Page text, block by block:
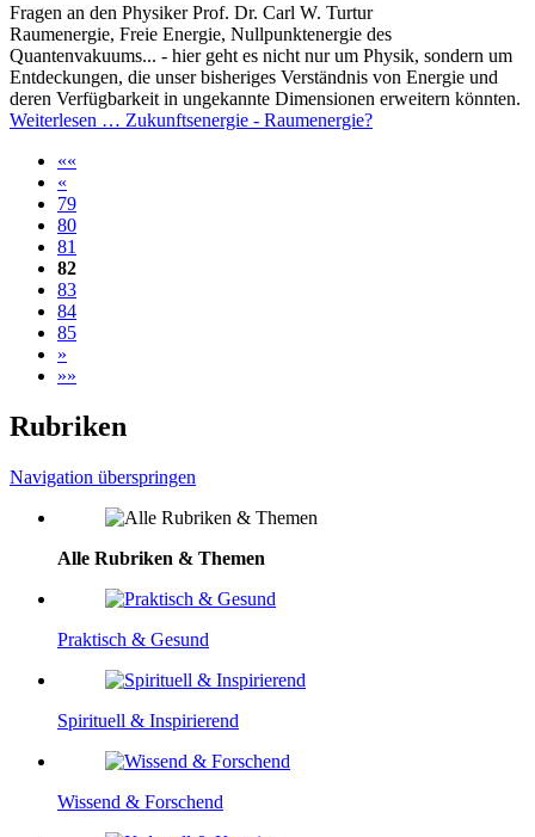
Fragen an den Physiker Prof. Dr. Carl W. Turtur
Raumenergie, Freie Energie, Nullpunktenergie des
Quantenvakuums... - hier geht es nicht nur um Physik, sondern um
Entdeckungen, die unser bisheriges Verständnis von Energie und
deren Verfügbarkeit in ungekannte Dimensionen erweitern könnten.
Weiterlesen … Zukunftsenergie - Raumenergie?
««
«
79
80
81
82
83
84
85
»
»»
Rubriken
Navigation überspringen
Alle Rubriken & Themen
Praktisch & Gesund
Spirituell & Inspirierend
Wissend & Forschend